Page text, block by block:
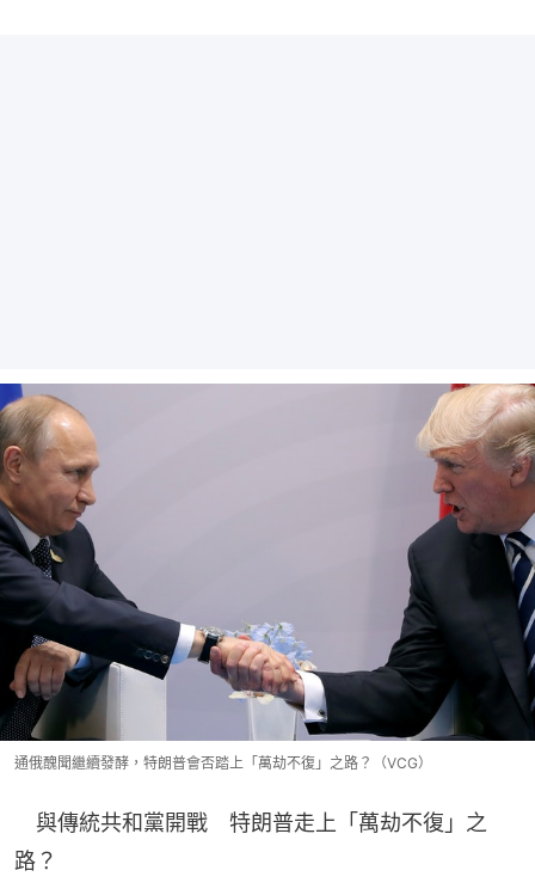
通俄醜聞繼續發酵，特朗普會否踏上「萬劫不復」之路？（VCG）
與傳統共和黨開戰　特朗普走上「萬劫不復」之
路？